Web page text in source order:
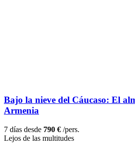
Bajo la nieve del Cáucaso: El
Armenia
7 días desde 790 € /pers.
Lejos de las multitudes